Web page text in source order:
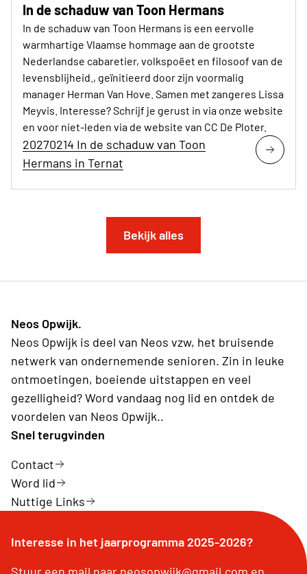
In de schaduw van Toon Hermans
In de schaduw van Toon Hermans is een eervolle
warmhartige Vlaamse hommage aan de grootste
Nederlandse cabaretier, volkspoëet en filosoof van de
levensblijheid., geïnitieerd door zijn voormalig
manager Herman Van Hove. Samen met zangeres Lissa
Meyvis. Interesse? Schrijf je gerust in via onze website
en voor niet-leden via de website van CC De Ploter.
20270214 In de schaduw van Toon
Hermans in Ternat
Bekijk alles
Neos Opwijk.
Neos Opwijk is deel van Neos vzw, het bruisende
netwerk van ondernemende senioren. Zin in leuke
ontmoetingen, boeiende uitstappen en veel
gezelligheid? Word vandaag nog lid en ontdek de
voordelen van Neos Opwijk..
Snel terugvinden
Contact
Word lid
Nuttige Links
Interesse in het jaarprogramma 2025-2026?
Stuur een mail naar neosopwijk@gmail.com en